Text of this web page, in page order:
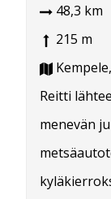
48,3 km
215 m
Reitti
menevän